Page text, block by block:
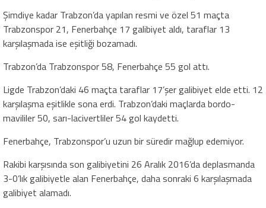
Şimdiye kadar Trabzon’da yapılan resmi ve özel 51 maçta
Trabzonspor 21, Fenerbahçe 17 galibiyet aldı, taraflar 13
karşılaşmada ise eşitliği bozamadı.
Trabzon’da Trabzonspor 58, Fenerbahçe 55 gol attı.
Ligde Trabzon’daki 46 maçta taraflar 17’şer galibiyet elde etti. 12
karşılaşma eşitlikle sona erdi. Trabzon’daki maçlarda bordo-
mavililer 50, sarı-lacivertliler 54 gol kaydetti.
Fenerbahçe, Trabzonspor’u uzun bir süredir mağlup edemiyor.
Rakibi karşısında son galibiyetini 26 Aralık 2016’da deplasmanda
3-0’lık galibiyetle alan Fenerbahçe, daha sonraki 6 karşılaşmada
galibiyet alamadı.